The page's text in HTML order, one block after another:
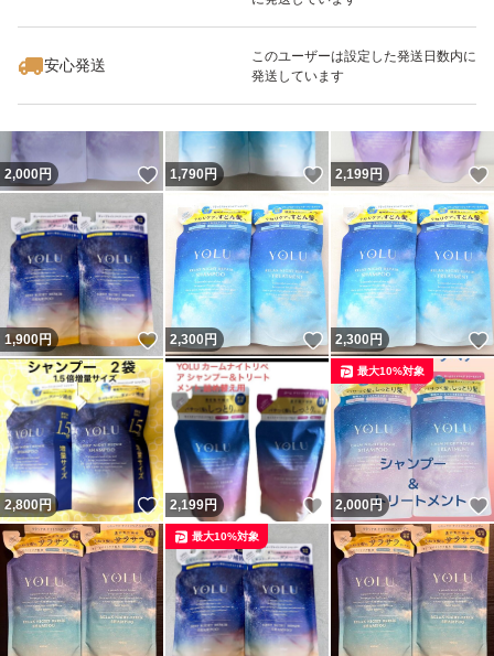
安心発送
このユーザーは設定した発送日数内に
発送しています
いいね！
1,790
2,000円 いいね！
1,790円 いいね！
2,199円
1,900円 いいね！
2,300円 いいね！
2,300円
2,800円 いいね！
2,199円 いいね！
2,000円
最大10%対象
最大10%対象